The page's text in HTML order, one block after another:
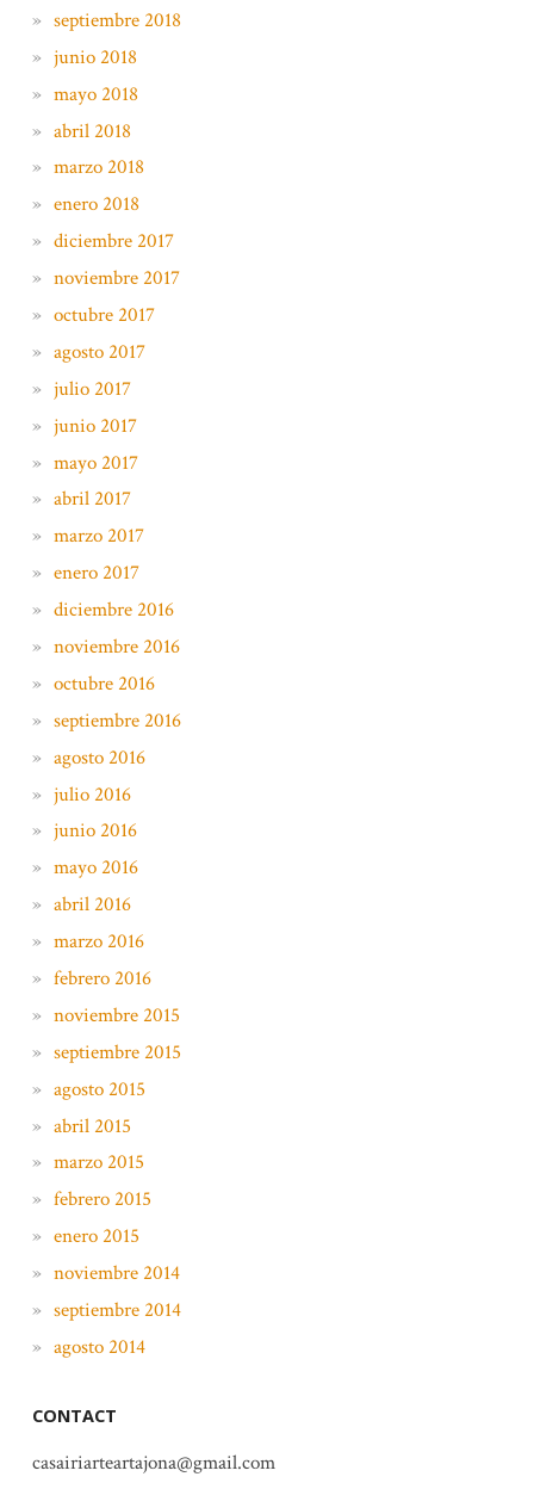
septiembre 2018
junio 2018
mayo 2018
abril 2018
marzo 2018
enero 2018
diciembre 2017
noviembre 2017
octubre 2017
agosto 2017
julio 2017
junio 2017
mayo 2017
abril 2017
marzo 2017
enero 2017
diciembre 2016
noviembre 2016
octubre 2016
septiembre 2016
agosto 2016
julio 2016
junio 2016
mayo 2016
abril 2016
marzo 2016
febrero 2016
noviembre 2015
septiembre 2015
agosto 2015
abril 2015
marzo 2015
febrero 2015
enero 2015
noviembre 2014
septiembre 2014
agosto 2014
CONTACT
casairiarteartajona@gmail.com